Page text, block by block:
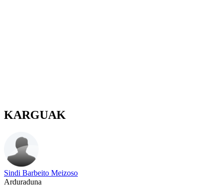
KARGUAK
Sindi Barbeito Meizoso
Arduraduna